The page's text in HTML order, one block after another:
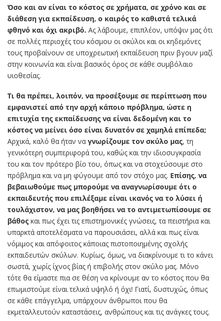
Όσο και αν είναι το κόστος σε χρήματα, σε χρόνο και σε
διάθεση για εκπαίδευση, ο καιρός το καθιστά τελικά
φθηνό και όχι ακριβό. Ας λάβουμε, επιπλέον, υπόψιν μας ότι
σε πολλές περιοχές του κόσμου οι σκύλοι και οι κηδεμόνες
τους προβαίνουν σε υποχρεωτική εκπαίδευση πριν βγουν μαζί
στην κοινωνία και είναι βασικός όρος σε κάθε συμβόλαιο
υιοθεσίας.
Τι θα πρέπει, λοιπόν, να προσέξουμε σε περίπτωση που
εμφανιστεί από την αρχή κάποιο πρόβλημα, ώστε η
επιτυχία της εκπαίδευσης να είναι δεδομένη και το
κόστος να μείνει όσο είναι δυνατόν σε χαμηλά επίπεδα;
Αρχικά, καλό θα ήταν να γνωρίζουμε τον σκύλο μας, τη
γενικότερη συμπεριφορά του, καθώς και την ιδιοσυγκρασία
του και τον πρότερο βίο του, όπως και να στοχεύσουμε στο
πρόβλημα και να μη φύγουμε από τον στόχο μας. Επίσης, να
βεβαιωθούμε πως μπορούμε να αναγνωρίσουμε ότι ο
εκπαιδευτής που επιλέξαμε είναι ικανός να το λύσει ή
τουλάχιστον, να μας βοηθήσει να το αντιμετωπίσουμε σε
βάθος και πως έχει τις επιστημονικές γνώσεις, τα πειστήρια και
υπαρκτά αποτελέσματα να παρουσιάσει, αλλά και πως είναι
νόμιμος και απόφοιτος κάποιας πιστοποιημένης σχολής
εκπαιδευτών σκύλων. Κυρίως, όμως, να διακρίνουμε τι το κάνει
σωστά, χωρίς ίχνος βίας ή επιβολής στον σκύλο μας. Μόνο
τότε θα είμαστε πια σε θέση να κρίνουμε αν το κόστος που θα
επωμιστούμε είναι τελικά υψηλό ή όχι! Γιατί, δυστυχώς, όπως
σε κάθε επάγγελμα, υπάρχουν άνθρωποι που θα
εκμεταλλευτούν καταστάσεις, ανθρώπους και τις ανάγκες τους.